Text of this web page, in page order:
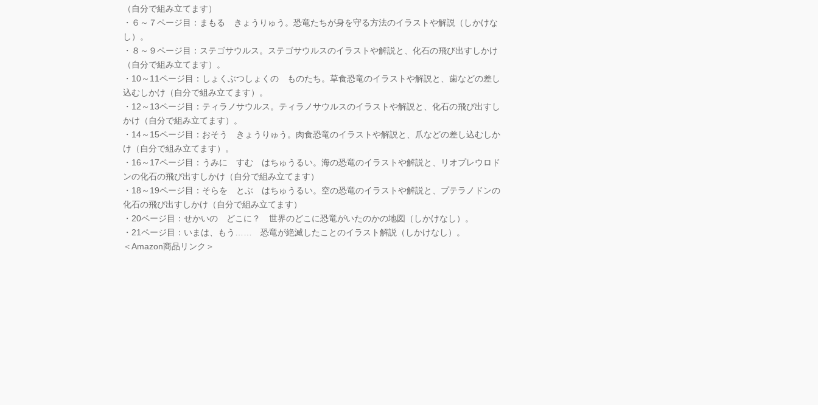
（自分で組み立てます）
・６～７ページ目：まもる きょうりゅう。恐竜たちが身を守る方法のイラストや解説（しかけな
し）。
・８～９ページ目：ステゴサウルス。ステゴサウルスのイラストや解説と、化石の飛び出すしかけ
（自分で組み立てます）。
・10～11ページ目：しょくぶつしょくの ものたち。草食恐竜のイラストや解説と、歯などの差し
込むしかけ（自分で組み立てます）。
・12～13ページ目：ティラノサウルス。ティラノサウルスのイラストや解説と、化石の飛び出すし
かけ（自分で組み立てます）。
・14～15ページ目：おそう きょうりゅう。肉食恐竜のイラストや解説と、爪などの差し込むしか
け（自分で組み立てます）。
・16～17ページ目：うみに すむ はちゅうるい。海の恐竜のイラストや解説と、リオプレウロド
ンの化石の飛び出すしかけ（自分で組み立てます）
・18～19ページ目：そらを とぶ はちゅうるい。空の恐竜のイラストや解説と、プテラノドンの
化石の飛び出すしかけ（自分で組み立てます）
・20ページ目：せかいの どこに？ 世界のどこに恐竜がいたのかの地図（しかけなし）。
・21ページ目：いまは、もう…… 恐竜が絶滅したことのイラスト解説（しかけなし）。
＜Amazon商品リンク＞